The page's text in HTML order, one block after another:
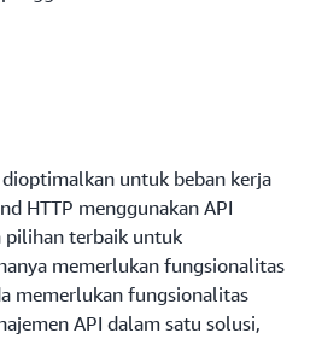
untuk beban kerja
HTTP menggunakan API
pilihan terbaik untuk
memerlukan fungsionalitas
memerlukan fungsionalitas
API dalam satu solusi,